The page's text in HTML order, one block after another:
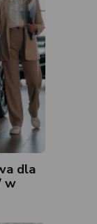
dla
w